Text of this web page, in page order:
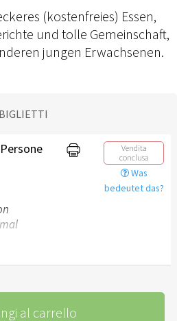
(kostenfreies) Essen,
und tolle Gemeinschaft,
jungen Erwachsenen.
BIGLIETTI
Vendita
conclusa
Was
bedeutet das?
al carrello